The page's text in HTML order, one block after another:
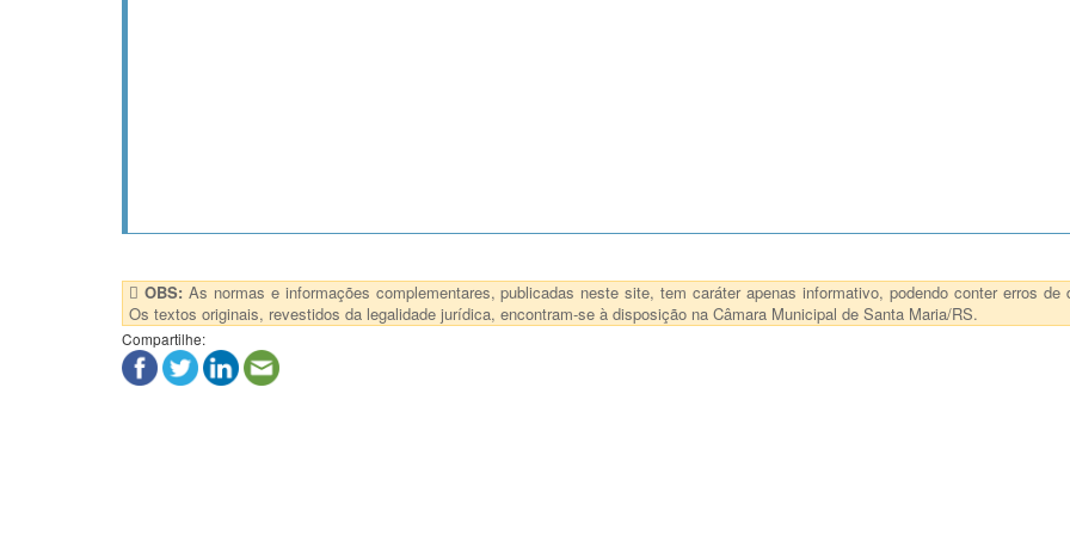
OBS: As normas e informações complementares, publicadas neste site, tem caráter apenas informativo, podendo conter erros de
Os textos originais, revestidos da legalidade jurídica, encontram-se à disposição na Câmara Municipal de Santa Maria/RS.
Compartilhe: